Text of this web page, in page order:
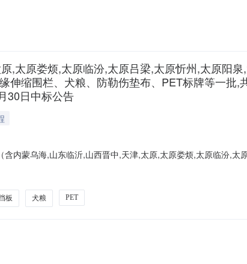
更多咨询请点击：
,太原娄烦,太原临汾,太原吕梁,太原忻州,太原阳
伸缩围栏、犬粮、防勒伤垫布、PET标牌等一批
30日中标公告
内蒙乌海,山东临沂,山西晋中,天津,太原,太原娄烦,太原临汾,太
:询比价中标供应商:登录后可见中标金额:未公开询单结束时间
板 犬粮 PET